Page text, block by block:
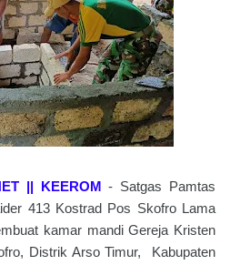
|| KEEROM - Satgas Pamtas
413 Kostrad Pos Skofro Lama
kamar mandi Gereja Kristen
Distrik Arso Timur, Kabupaten